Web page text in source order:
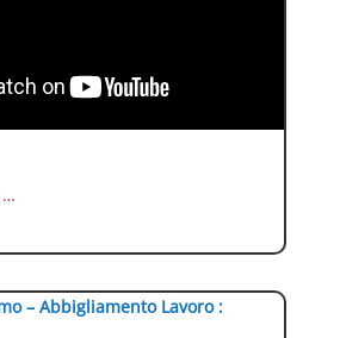
…
– Abbigliamento Lavoro :